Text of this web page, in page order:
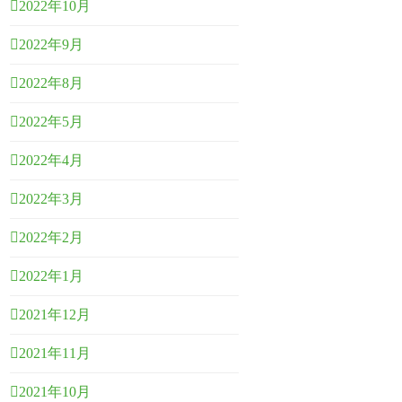
2022年10月
2022年9月
2022年8月
2022年5月
2022年4月
2022年3月
2022年2月
2022年1月
2021年12月
2021年11月
2021年10月